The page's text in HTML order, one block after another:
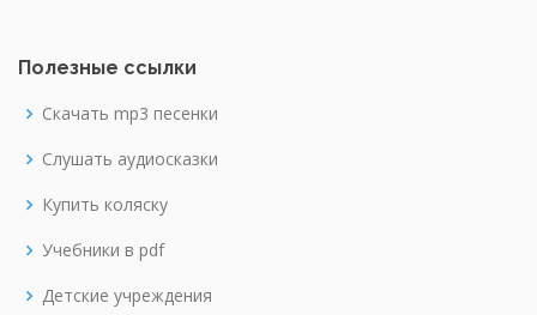
Полезные ссылки
Скачать mp3 песенки
Слушать аудиосказки
Купить коляску
Учебники в pdf
Детские учреждения